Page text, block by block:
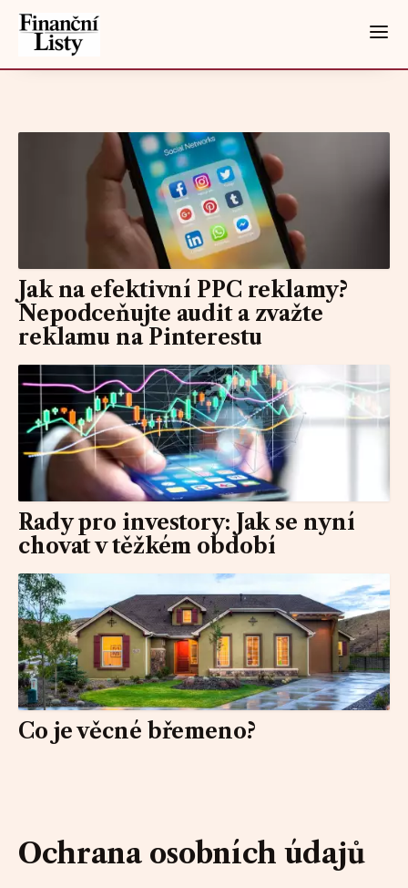
Jak na efektivní PPC reklamy?
Nepodceňujte audit a zvažte
reklamu na Pinterestu
Rady pro investory: Jak se nyní
chovat v těžkém období
Co je věcné břemeno?
Ochrana osobních údajů